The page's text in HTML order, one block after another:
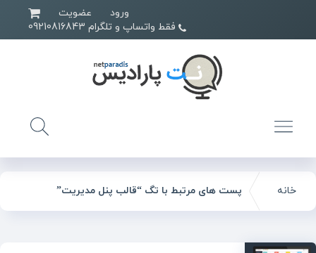
ورود
عضویت
خانه پست های مرتبط با تگ “قالب پنل مدیریت”